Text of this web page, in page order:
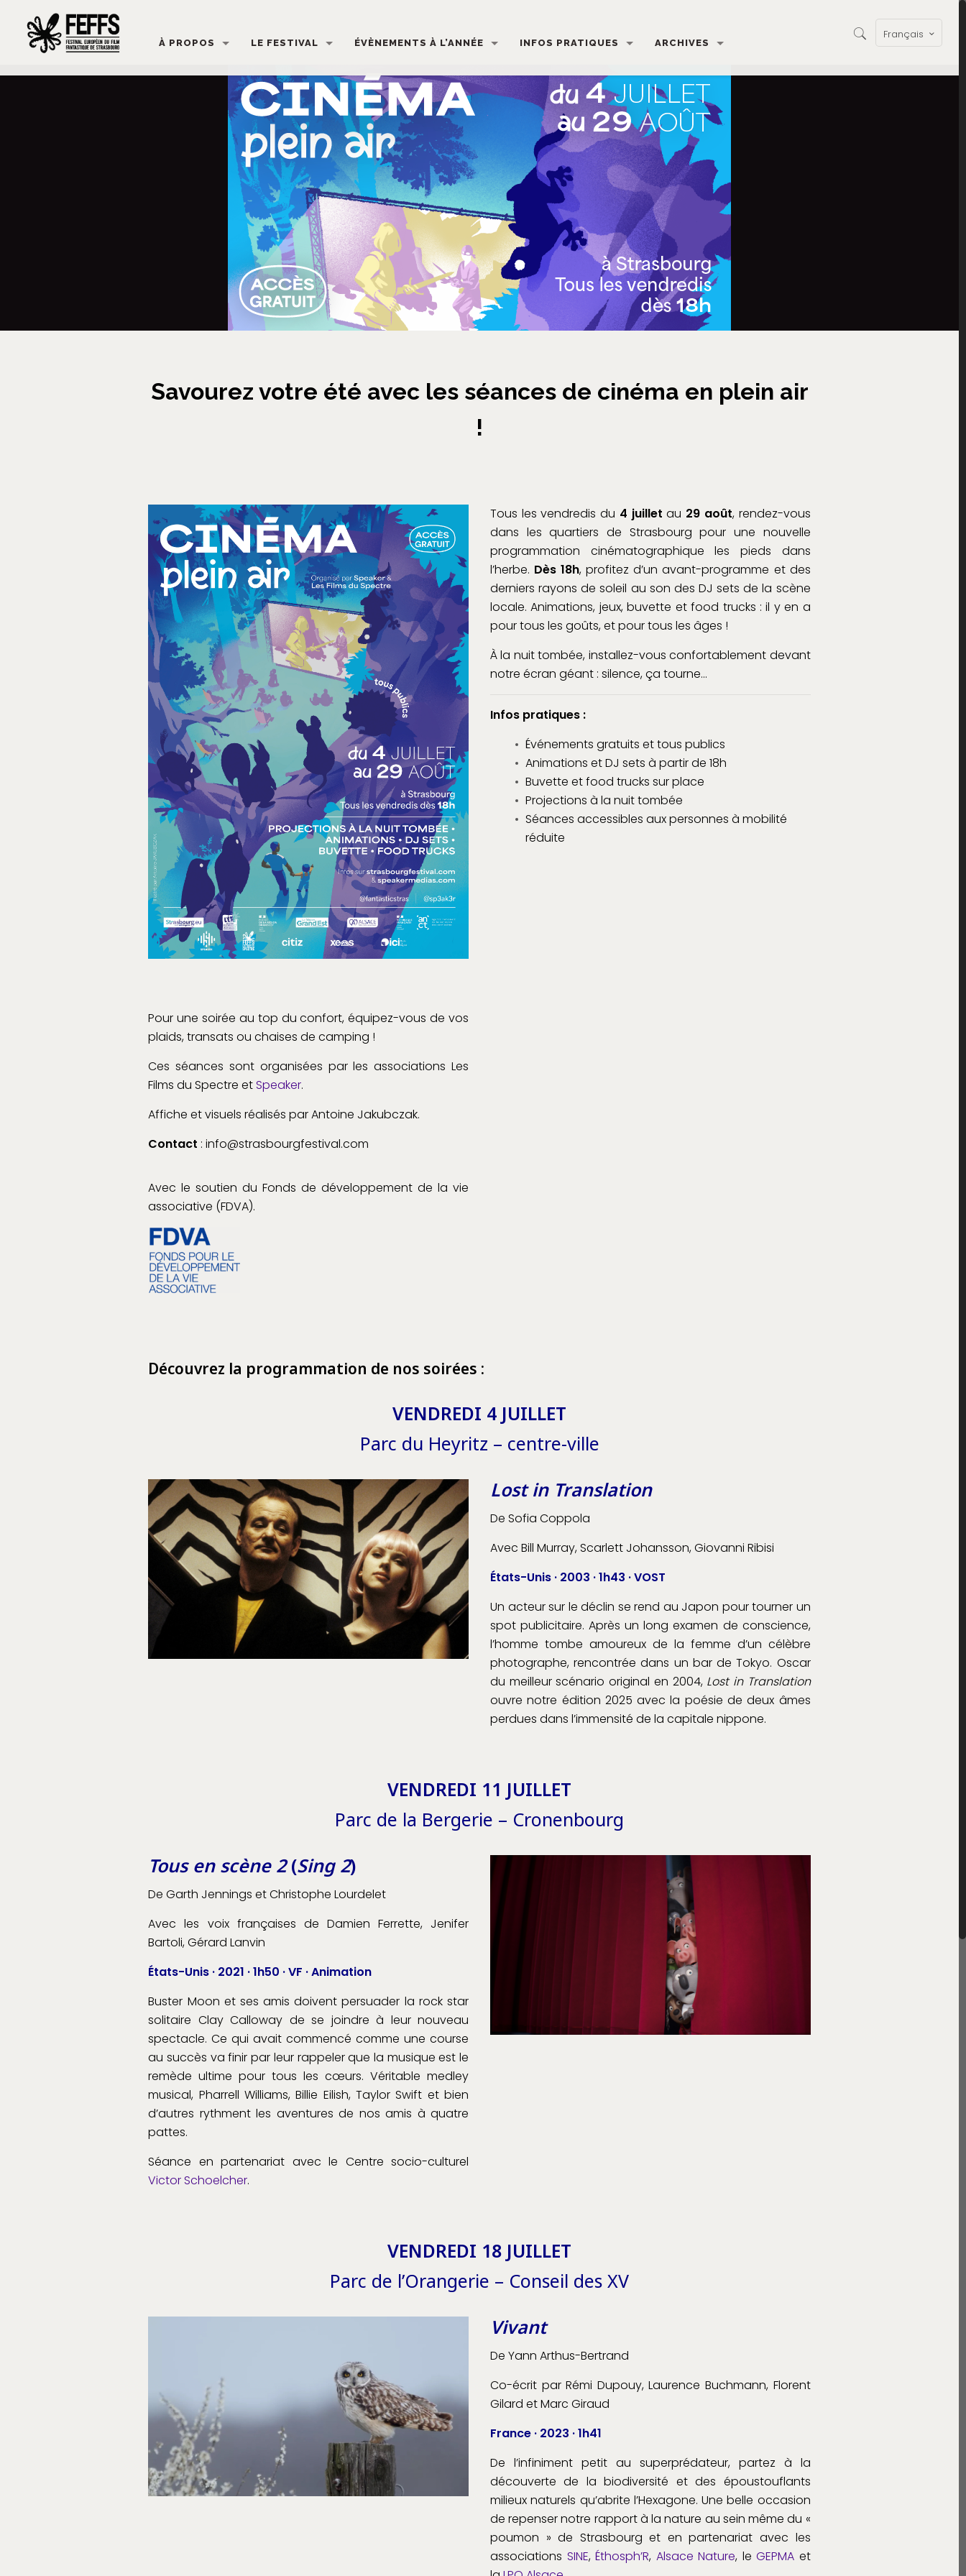
À PROPOS LE FESTIVAL ÉVÈNEMENTS À L’ANNÉE INFOS PRATIQUES ARCHIVES
Français
Savourez votre été avec les séances de cinéma en plein air
!
Pour une soirée au top du confort, équipez-vous de vos
plaids, transats ou chaises de camping !
Ces séances sont organisées par les associations Les
Films du Spectre etSpeaker.
Affiche et visuels réalisés par Antoine Jakubczak.
Contact : info@strasbourgfestival.com
Avec le soutien du Fonds de développement de la vie
associative (FDVA).
Tous les vendredis du 4 juillet au 29 août, rendez-vous
dans les quartiers de Strasbourg pour une nouvelle
programmation cinématographique les pieds dans
l’herbe. Dès 18h, profitez d’un avant-programme et des
derniers rayons de soleil au son des DJ sets de la scène
locale. Animations, jeux, buvette et food trucks : il y en a
pour tous les goûts, et pour tous les âges !
À la nuit tombée, installez-vous confortablement devant
notre écran géant : silence, ça tourne…
Infos pratiques :
Événements gratuits et tous publics
Animations et DJ sets à partir de 18h
Buvette et food trucks sur place
Projections à la nuit tombée
Séances accessibles aux personnes à mobilité
réduite
Découvrez la programmation de nos soirées :
VENDREDI 4 JUILLET
Parc du Heyritz – centre-ville
Lost in Translation
De Sofia Coppola
Avec Bill Murray, Scarlett Johansson, Giovanni Ribisi
États-Unis · 2003 · 1h43 · VOST
Un acteur sur le déclin se rend au Japon pour tourner un
spot publicitaire. Après un long examen de conscience,
l’homme tombe amoureux de la femme d’un célèbre
photographe, rencontrée dans un bar de Tokyo. Oscar
du meilleur scénario original en 2004, Lost in Translation
ouvre notre édition 2025 avec la poésie de deux âmes
perdues dans l’immensité de la capitale nippone.
VENDREDI 11 JUILLET
Parc de la Bergerie – Cronenbourg
Tous en scène 2(Sing 2)
De Garth Jennings et Christophe Lourdelet
Avec les voix françaises de Damien Ferrette, Jenifer
Bartoli, Gérard Lanvin
États-Unis · 2021 · 1h50 · VF · Animation
Buster Moon et ses amis doivent persuader la rock star
solitaire Clay Calloway de se joindre à leur nouveau
spectacle. Ce qui avait commencé comme une course
au succès va finir par leur rappeler que la musique est le
remède ultime pour tous les cœurs. Véritable medley
musical, Pharrell Williams, Billie Eilish, Taylor Swift et bien
d’autres rythment les aventures de nos amis à quatre
pattes.
Séance en partenariat avec le Centre socio-culturel
Victor Schoelcher.
VENDREDI 18 JUILLET
Parc de l’Orangerie – Conseil des XV
Vivant
De Yann Arthus-Bertrand
Co-écrit par Rémi Dupouy, Laurence Buchmann, Florent
Gilard et Marc Giraud
France · 2023 · 1h41
De l’infiniment petit au superprédateur, partez à la
découverte de la biodiversité et des époustouflants
milieux naturels qu’abrite l’Hexagone. Une belle occasion
de repenser notre rapport à la nature au sein même du «
poumon » de Strasbourg et en partenariat avec les
associations SINE,Éthosph’R, Alsace Nature, leGEPMA et